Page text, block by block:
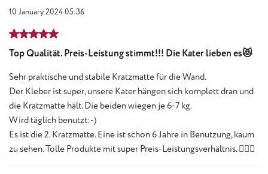
10 January 2024 05:36
Review with rating of 5 out of 5 stars
Top Qualität. Preis-Leistung stimmt!!! Die Kater lieben es😻
Sehr praktische und stabile Kratzmatte für die Wand.
Der Kleber ist super, unsere Kater hängen sich komplett dran und
die Kratzmatte hält. Die beiden wiegen je 6-7 kg.
Wird täglich benutzt:-)
Es ist die 2. Kratzmatte. Eine ist schon 6 Jahre in Benutzung, kaum
zu sehen. Tolle Produkte mit super Preis-Leistungsverhältnis. 👍🏻😻